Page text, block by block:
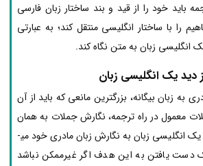
باید خود را از قید و بند ساختار زبان فارسی
را با ساختار انگلیسی منتقل کند؛ به عبارتی
انگلیسی زبان به متن نگاه کند.
دید یک انگلیسی­ زبان
به زبان بیگانه، بزرگترین مانعی که باید از آن
معمول در راه ترجمه، نگارش جملات به همان
سبک و سیاقی است که یک انگلیسی ­زبان به نگارش زبان مادری خود می­
دست یافتن به این هدف اگر غیرممکن نباشد